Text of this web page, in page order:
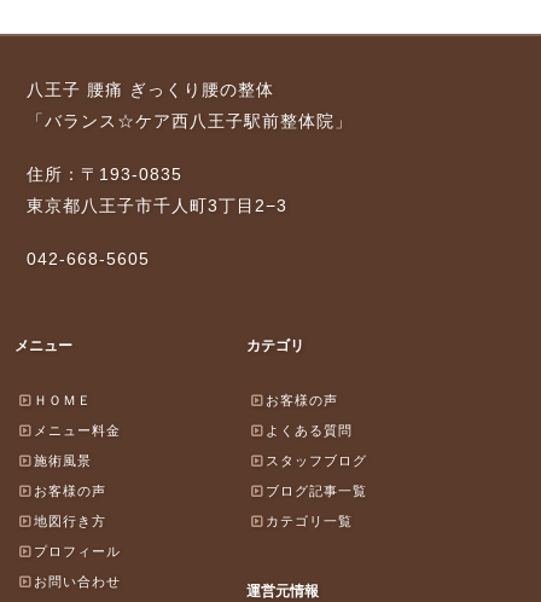
八王子 腰痛 ぎっくり腰の整体
「バランス☆ケア西八王子駅前整体院」
住所：〒193-0835
東京都八王子市千人町3丁目2−3
042-668-5605
メニュー
ＨＯＭＥ
メニュー料金
施術風景
お客様の声
地図行き方
プロフィール
お問い合わせ
カテゴリ
お客様の声
よくある質問
スタッフブログ
ブログ記事一覧
カテゴリ一覧
運営元情報